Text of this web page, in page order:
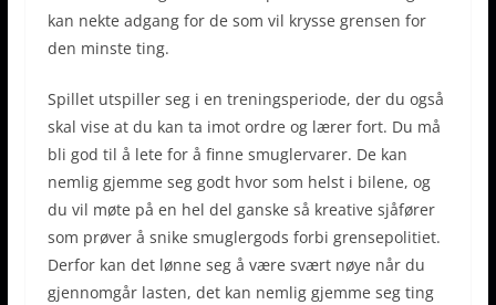
kan nekte adgang for de som vil krysse grensen for
den minste ting.
Spillet utspiller seg i en treningsperiode, der du også
skal vise at du kan ta imot ordre og lærer fort. Du må
bli god til å lete for å finne smuglervarer. De kan
nemlig gjemme seg godt hvor som helst i bilene, og
du vil møte på en hel del ganske så kreative sjåfører
som prøver å snike smuglergods forbi grensepolitiet.
Derfor kan det lønne seg å være svært nøye når du
gjennomgår lasten, det kan nemlig gjemme seg ting